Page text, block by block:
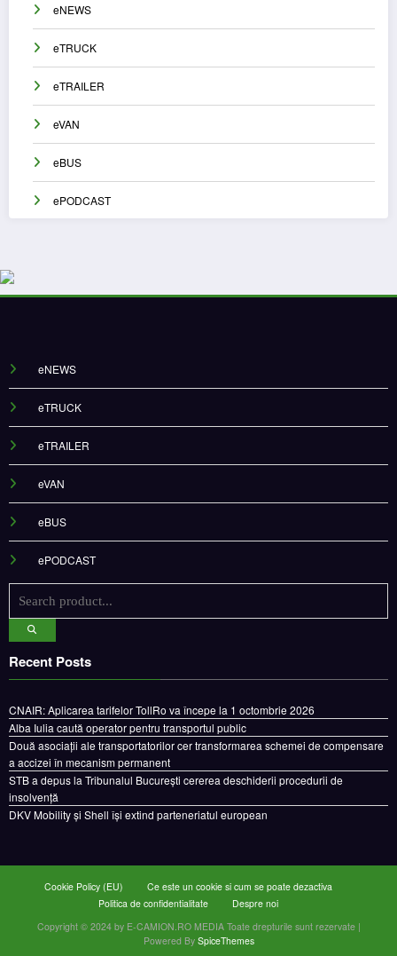
eNEWS
eTRUCK
eTRAILER
eVAN
eBUS
ePODCAST
eNEWS
eTRUCK
eTRAILER
eVAN
eBUS
ePODCAST
Recent Posts
CNAIR: Aplicarea tarifelor TollRo va începe la 1 octombrie 2026
Alba Iulia caută operator pentru transportul public
Două asociații ale transportatorilor cer transformarea schemei de compensare
a accizei în mecanism permanent
STB a depus la Tribunalul București cererea deschiderii procedurii de
insolvență
DKV Mobility și Shell își extind parteneriatul european
Cookie Policy (EU)
Ce este un cookie si cum se poate dezactiva
Politica de confidentialitate
Despre noi
Copyright © 2024 by E-CAMION.RO MEDIA Toate drepturile sunt rezervate |
Powered By SpiceThemes